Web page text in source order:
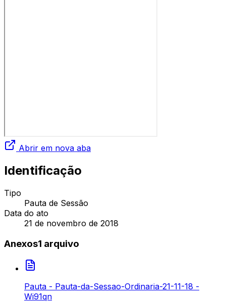
Abrir em nova aba
Identificação
Tipo
Pauta de Sessão
Data do ato
21 de novembro de 2018
Anexos1 arquivo
Pauta - Pauta-da-Sessao-Ordinaria-21-11-18 -
Wi91qn